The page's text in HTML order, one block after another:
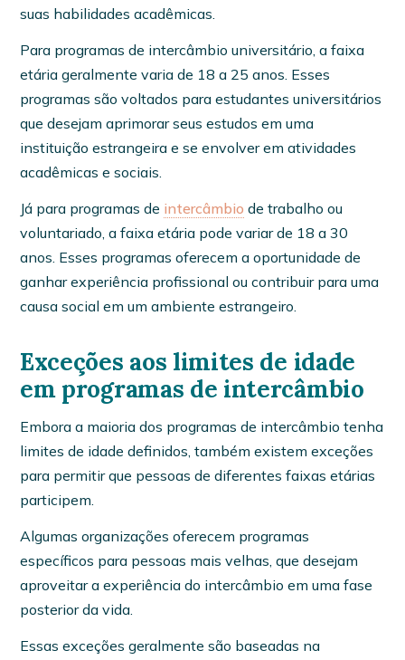
suas habilidades acadêmicas.
Para programas de intercâmbio universitário, a faixa
etária geralmente varia de 18 a 25 anos. Esses
programas são voltados para estudantes universitários
que desejam aprimorar seus estudos em uma
instituição estrangeira e se envolver em atividades
acadêmicas e sociais.
Já para programas de intercâmbio de trabalho ou
voluntariado, a faixa etária pode variar de 18 a 30
anos. Esses programas oferecem a oportunidade de
ganhar experiência profissional ou contribuir para uma
causa social em um ambiente estrangeiro.
Exceções aos limites de idade
em programas de intercâmbio
Embora a maioria dos programas de intercâmbio tenha
limites de idade definidos, também existem exceções
para permitir que pessoas de diferentes faixas etárias
participem.
Algumas organizações oferecem programas
específicos para pessoas mais velhas, que desejam
aproveitar a experiência do intercâmbio em uma fase
posterior da vida.
Essas exceções geralmente são baseadas na